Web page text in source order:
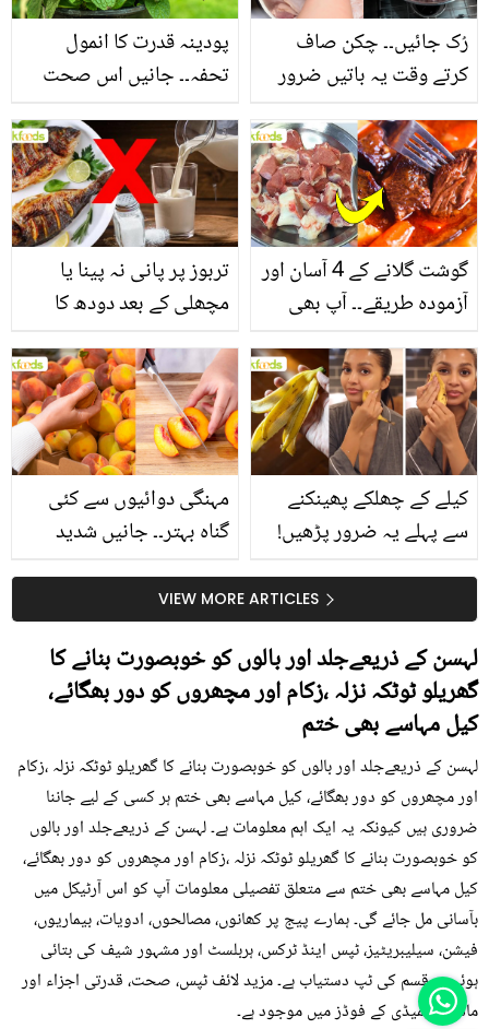
پودینہ قدرت کا انمول
تحفہ۔۔ جانیں اس صحت
انگیز طبی فوائد
رُک جائیں۔۔ چکن صاف
کرتے وقت یہ باتیں ضرور
تربوز پر پانی نہ پینا یا
مچھلی کے بعد دودھ کا
سے متعلق غلط فہمیوں کی
حقیقت کیا ہے اور افواہ
کیا؟
گوشت گلانے کے 4 آسان اور
آزمودہ طریقے۔۔ آپ بھی
بتائے راز
مہنگی دوائیوں سے کئی
گناہ بہتر۔۔ جانیں شدید
کیوں کھانا چاہیے؟
کیلے کے چھلکے پھینکنے
سے پہلے یہ ضرور پڑھیں!
سستا اور قدرتی حلVIEW MORE ARTICLES
لہسن کے ذریعےجلد اور بالوں کو خوبصورت بنانے کا
گھریلو ٹوٹکہ نزلہ ،زکام اور مچھروں کو دور بھگائے،
کیل مہاسے بھی ختم
لہسن کے ذریعےجلد اور بالوں کو خوبصورت بنانے کا گھریلو ٹوٹکہ نزلہ ،زکام
اور مچھروں کو دور بھگائے، کیل مہاسے بھی ختم ہر کسی کے لیے جاننا
ضروری ہیں کیونکہ یہ ایک اہم معلومات ہے۔ لہسن کے ذریعےجلد اور بالوں
کو خوبصورت بنانے کا گھریلو ٹوٹکہ نزلہ ،زکام اور مچھروں کو دور بھگائے،
کیل مہاسے بھی ختم سے متعلق تفصیلی معلومات آپ کو اس آرٹیکل میں
بآسانی مل جائے گی۔ ہمارے پیج پر کھانوں، مصالحوں، ادویات، بیماریوں،
فیشن، سیلیبریٹیز، ٹپس اینڈ ٹرکس، ہربلسٹ اور مشہور شیف کی بتائی
ہوئی ہر قسم کی ٹپ دستیاب ہے۔ مزید لائف ٹپس، صحت، قدرتی اجزاء اور
ماڈرن ریمیڈی کے فوڈز میں موجود ہے۔